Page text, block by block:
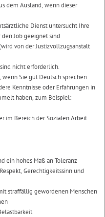
dem Ausland, wenn dieser
Dienst untersucht Ihre
Job geeignet sind
von der Justizvollzugsanstalt
nicht erforderlich.
Sie gut Deutsch sprechen
Kenntnisse oder Erfahrungen in
haben, zum Beispiel:
im Bereich der Sozialen Arbeit
ein hohes Maß an Toleranz
Gerechtigkeitssinn und
straffällig gewordenen Menschen